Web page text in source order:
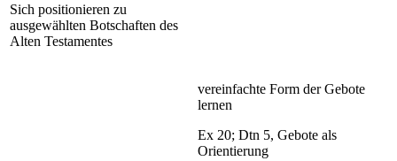
Sich positionieren zu
ausgewählten Botschaften des
Alten Testamentes
vereinfachte Form der Gebote
lernen
Ex 20; Dtn 5, Gebote als
Orientierung